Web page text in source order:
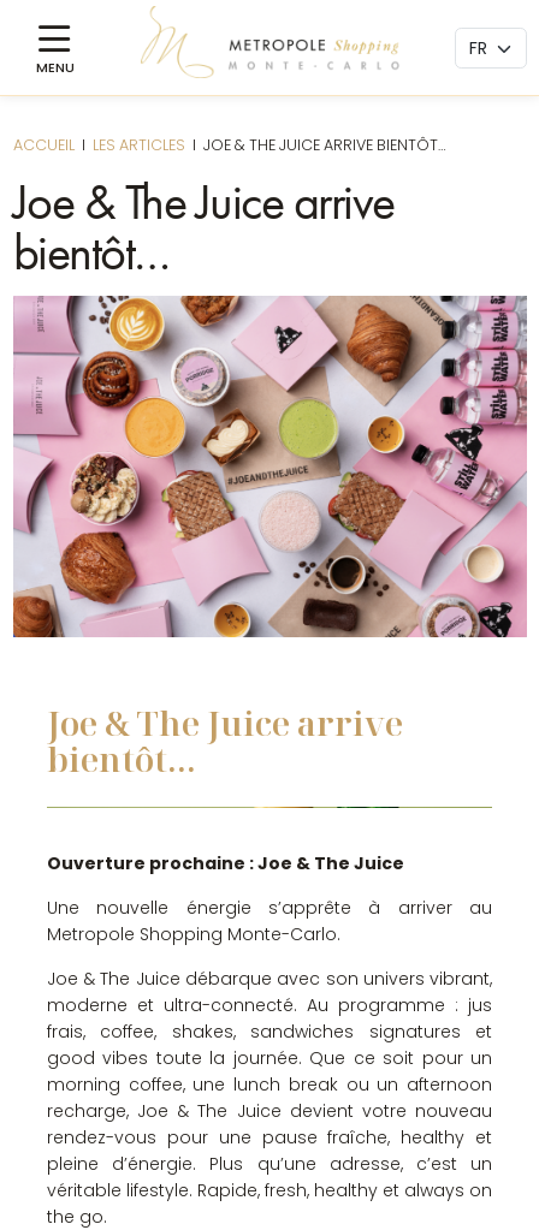
ACCUEILI LES ARTICLES I JOE & THE JUICE ARRIVE BIENTÔT…
Joe & The Juice arrive
bientôt…
Joe & The Juice arrive
bientôt...
Ouverture prochaine : Joe & The Juice
Une nouvelle énergie s’apprête à arriver au
Metropole Shopping Monte-Carlo.
Joe & The Juice débarque avec son univers vibrant,
moderne et ultra-connecté. Au programme : jus
frais, coffee, shakes, sandwiches signatures et
good vibes toute la journée. Que ce soit pour un
morning coffee, une lunch break ou un afternoon
recharge, Joe & The Juice devient votre nouveau
rendez-vous pour une pause fraîche, healthy et
pleine d’énergie. Plus qu’une adresse, c’est un
véritable lifestyle. Rapide, fresh, healthy et always on
the go.